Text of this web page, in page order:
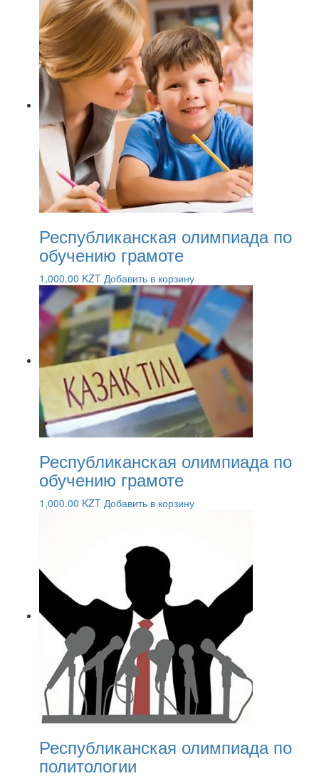
Республиканская олимпиада по
обучению грамоте
1,000.00 KZT Добавить в корзину
Республиканская олимпиада по
обучению грамоте
1,000.00 KZT Добавить в корзину
Республиканская олимпиада по
политологии